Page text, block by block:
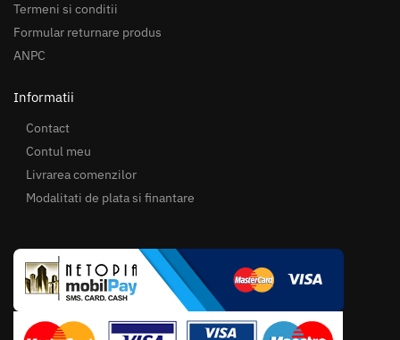
Termeni si conditii
Formular returnare produs
ANPC
Informatii
Contact
Contul meu
Livrarea comenzilor
Modalitati de plata si finantare